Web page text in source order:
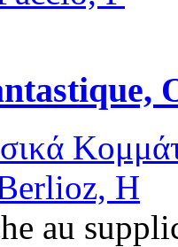
H
au